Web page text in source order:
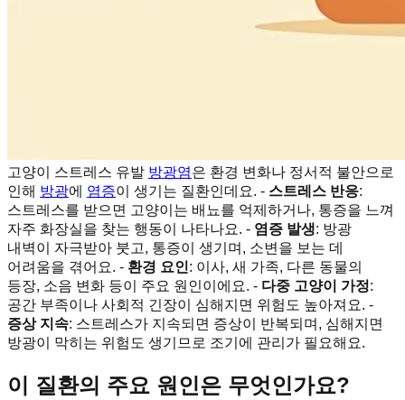
고양이 스트레스 유발 방광염은 환경 변화나 정서적 불안으로
인해 방광에 염증이 생기는 질환인데요. - 스트레스 반응:
스트레스를 받으면 고양이는 배뇨를 억제하거나, 통증을 느껴
자주 화장실을 찾는 행동이 나타나요. - 염증 발생: 방광
내벽이 자극받아 붓고, 통증이 생기며, 소변을 보는 데
어려움을 겪어요. - 환경 요인: 이사, 새 가족, 다른 동물의
등장, 소음 변화 등이 주요 원인이에요. - 다중 고양이 가정:
공간 부족이나 사회적 긴장이 심해지면 위험도 높아져요. -
증상 지속: 스트레스가 지속되면 증상이 반복되며, 심해지면
방광이 막히는 위험도 생기므로 조기에 관리가 필요해요.
이 질환의 주요 원인은 무엇인가요?